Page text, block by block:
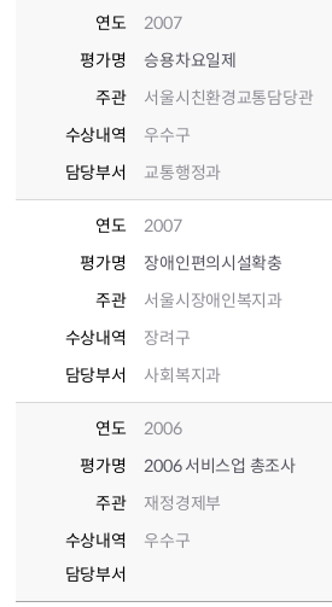
연도
2007
평가명
승용차요일제
주관
서울시친환경교통담당관
수상내역
우수구
담당부서
교통행정과
연도
2007
평가명
장애인편의시설확충
주관
서울시장애인복지과
수상내역
장려구
담당부서
사회복지과
연도
2006
평가명
2006 서비스업 총조사
주관
재정경제부
수상내역
우수구
담당부서